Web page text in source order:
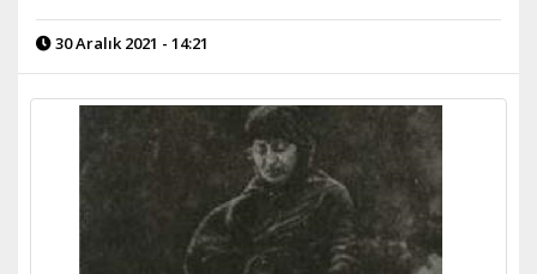
30 Aralık 2021 - 14:21